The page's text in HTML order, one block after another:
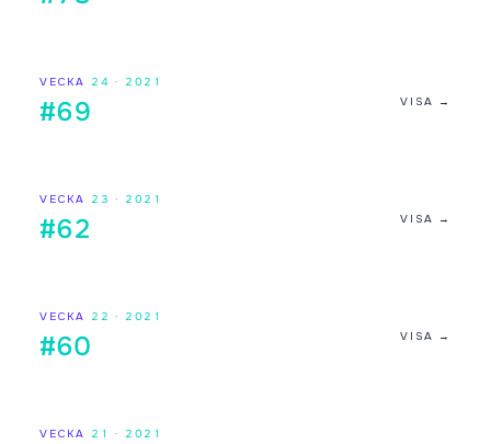
VECKA 24 · 2021
#69 VISA →
VECKA 23 · 2021
#62 VISA →
VECKA 22 · 2021
#60 VISA →
VECKA 21 · 2021